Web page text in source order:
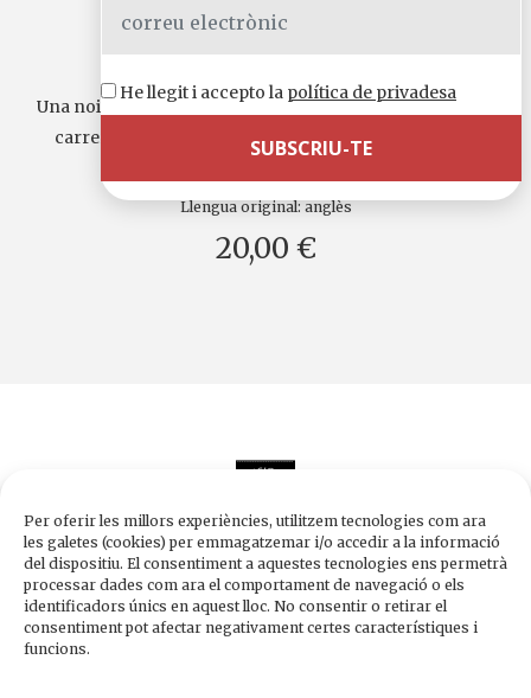
Per oferir les millors experiències, utilitzem tecnologies com ara
les galetes (cookies) per emmagatzemar i/o accedir a la informació
del dispositiu. El consentiment a aquestes tecnologies ens permetrà
processar dades com ara el comportament de navegació o els
identificadors únics en aquest lloc. No consentir o retirar el
consentiment pot afectar negativament certes característiques i
funcions.
Premi National Book Critics Circle 2019
Una noia de 18 anys llegeix Ivanhoe mentre camina pels
carrers d’una ciutat sense nom, que ens remet a la...
Llengua original: anglès
20,00 €
Edicions de 1984
Carrer Trafalgar, 10, 2n-2a A
He llegit i accepto la política de privadesa